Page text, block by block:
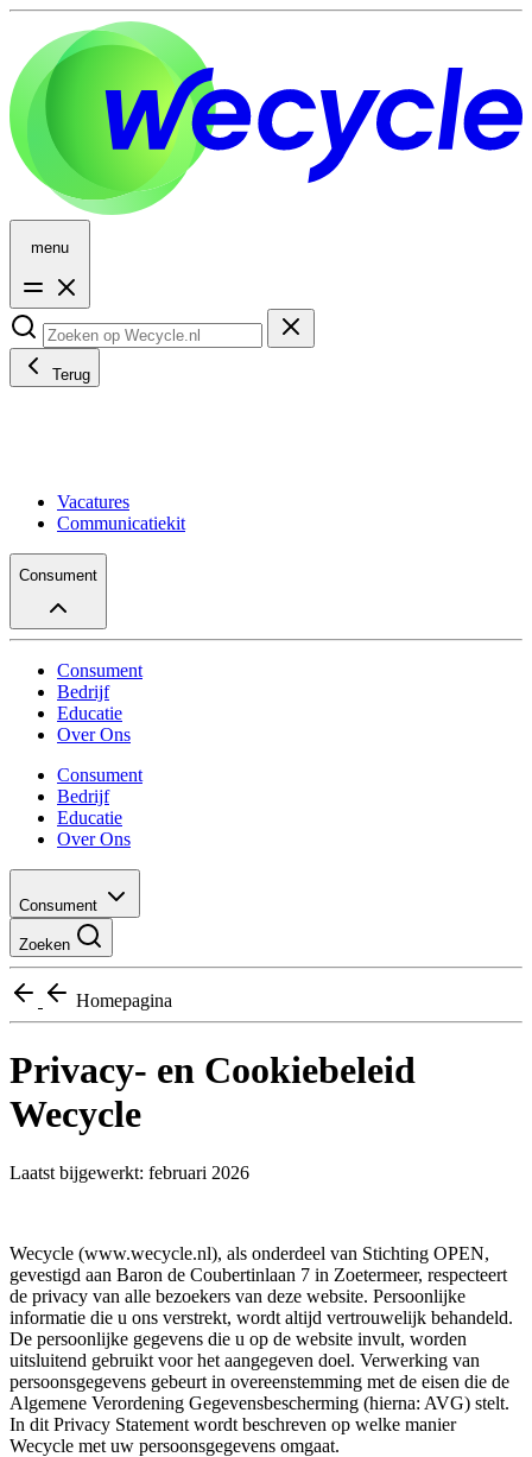
menu
Terug
Vacatures
Communicatiekit
Consument
Consument
Bedrijf
Educatie
Over Ons
Consument
Bedrijf
Educatie
Over Ons
Consument
Zoeken
Homepagina
Privacy- en Cookiebeleid
Wecycle
Laatst bijgewerkt: februari 2026
Wecycle (www.wecycle.nl), als onderdeel van Stichting OPEN,
gevestigd aan Baron de Coubertinlaan 7 in Zoetermeer, respecteert
de privacy van alle bezoekers van deze website. Persoonlijke
informatie die u ons verstrekt, wordt altijd vertrouwelijk behandeld.
De persoonlijke gegevens die u op de website invult, worden
uitsluitend gebruikt voor het aangegeven doel. Verwerking van
persoonsgegevens gebeurt in overeenstemming met de eisen die de
Algemene Verordening Gegevensbescherming (hierna: AVG) stelt.
In dit Privacy Statement wordt beschreven op welke manier
Wecycle met uw persoonsgegevens omgaat.